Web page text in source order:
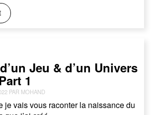
Jeu & d’un Univers
1
PAR MOHAND
je vais vous raconter la naissance du